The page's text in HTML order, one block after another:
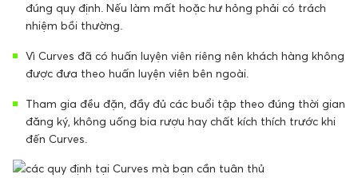
đúng quy định. Nếu làm mất hoặc hư hỏng phải có trách
nhiệm bồi thường.
Vì Curves đã có huấn luyện viên riêng nên khách hàng không
được đưa theo huấn luyện viên bên ngoài.
Tham gia đều đặn, đầy đủ các buổi tập theo đúng thời gian
đăng ký, không uống bia rượu hay chất kích thích trước khi
đến Curves.